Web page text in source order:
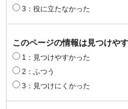
3：役に立たなかった
このページの情報は見つけや
1：見つけやすかった
2：ふつう
3：見つけにくかった